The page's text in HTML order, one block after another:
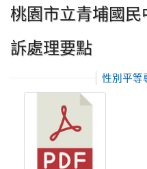
桃園市立青埔國
訴處理要點
性別平等